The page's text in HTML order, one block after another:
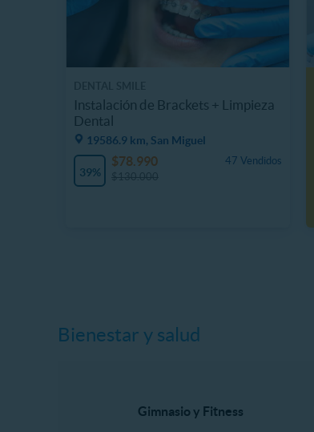
Instalación de Brackets + Limpieza
Dental
19586.9 km, San Miguel
39%
47 Vendidos
$78.990
Bienestar y salud
Gimnasio y Fitness